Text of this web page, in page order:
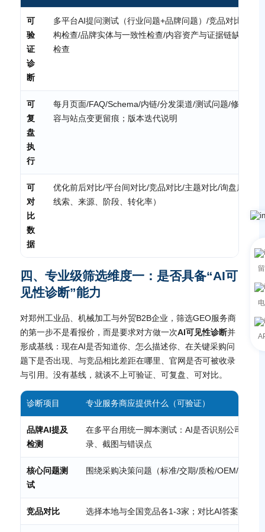
可
验
证
诊
断
多平台AI提问测试（行业问题+品牌问题）/竞品对比/官网
构检查/品牌实体与一致性检查/内容资产与证据链缺口清
检查
可
复
盘
执
行
每月页面/FAQ/Schema/内链/分发渠道/测试问题/修订记
容与站点变更留痕；版本迭代说明
可
对
比
数
据
优化前后对比/平台间对比/竞品对比/主题对比/询盘质量对
线索、来源、阶段、转化率）
四、专业级筛选维度一：是否具备“AI可
见性诊断”能力
对郑州工业品、机械加工与外贸B2B企业，筛选GEO服务商
的第一步不是看报价，而是要求对方做一次AI可见性诊断并
形成基线：现在AI是否知道你、怎么描述你、在关键采购问
题下是否出现、与竞品相比差距在哪里、官网是否可被收录
与引用。没有基线，就谈不上可验证、可复盘、可对比。
诊断项目 专业服务商应提供什么（可验证）
品牌AI提及
检测
在多平台用统一脚本测试：AI是否识别公司是谁
录、截图与错误点
核心问题测
试
围绕采购决策问题（标准/交期/质检/OEM/案例
竞品对比 选择本地与全国竞品各1-3家；对比AI答案出现